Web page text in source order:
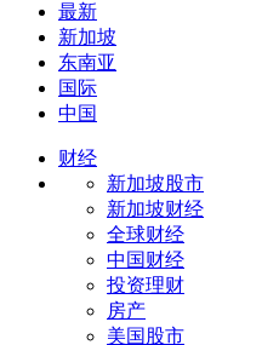
最新
新加坡
东南亚
国际
中国
财经
新加坡股市
新加坡财经
全球财经
中国财经
投资理财
房产
美国股市